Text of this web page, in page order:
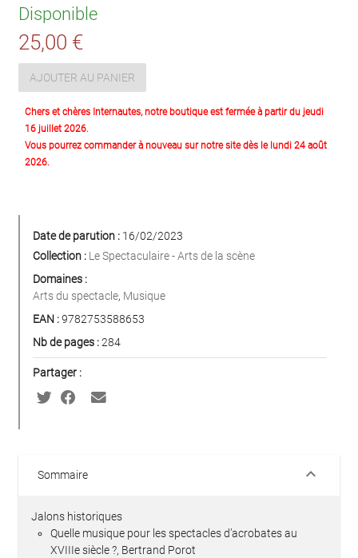
Disponible
25,00 €
AJOUTER AU PANIER
Chers et chères Internautes, notre boutique est fermée à partir du jeudi
16 juillet 2026.
Vous pourrez commander à nouveau sur notre site dès le lundi 24 août
2026.
Date de parution : 16/02/2023
Collection : Le Spectaculaire - Arts de la scène
Domaines :
Arts du spectacle, Musique
EAN :9782753588653
Nb de pages :284
Partager :
Sommaire keyboard_arrow_down
Jalons historiques
Quelle musique pour les spectacles d’acrobates au
XVIIIe siècle ?, Bertrand Porot